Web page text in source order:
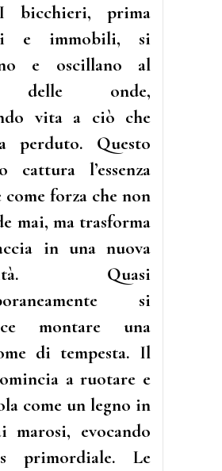
bicchieri, prima
e immobili, si
e oscillano al
delle onde,
vita a ciò che
perduto. Questo
cattura l’essenza
come forza che non
mai, ma trasforma
in una nuova
Quasi
si
montare una
di tempesta. Il
a ruotare e
come un legno in
marosi, evocando
primordiale. Le